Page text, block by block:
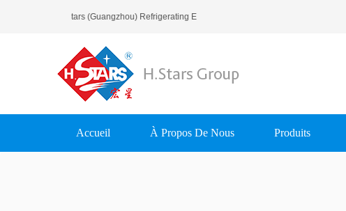
Bienvenue À H.Stars (Guangzhou) Refrigerating Equipment Group Ltd..
Accueil À Propos De Nous Produits